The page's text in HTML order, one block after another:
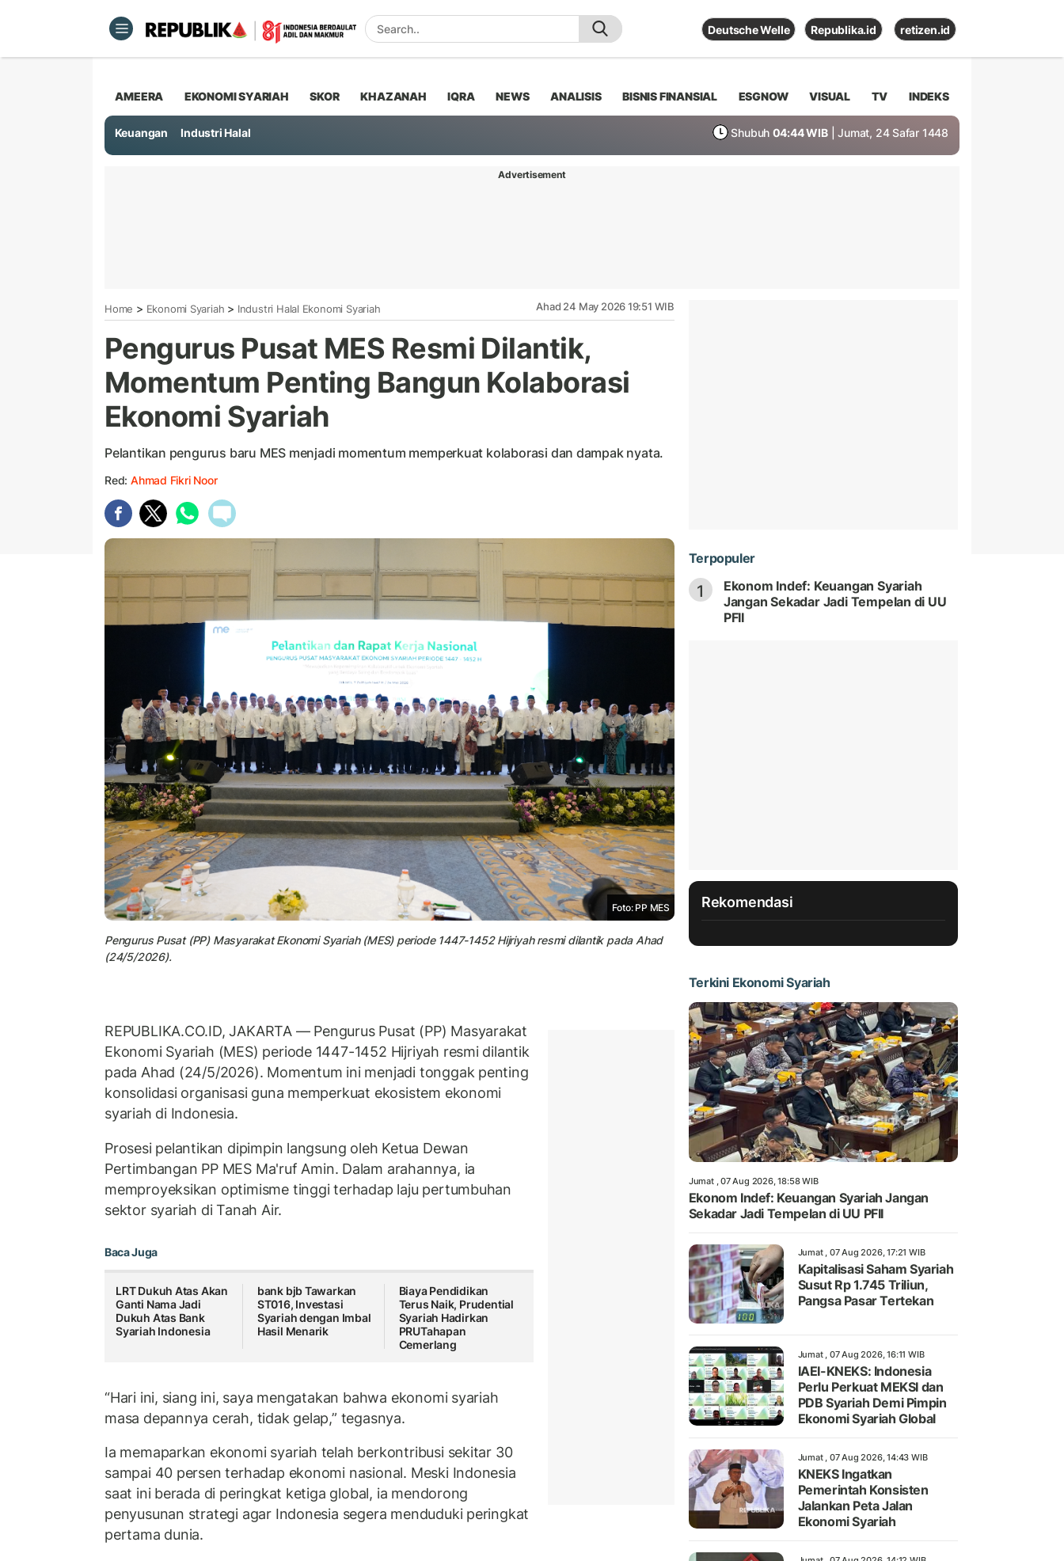
Deutsche Welle Republika.id retizen.id
AMEERA EKONOMI SYARIAH SKOR KHAZANAH IQRA NEWS ANALISIS BISNIS FINANSIAL ESGNOW VISUAL TV INDEKS
Keuangan Industri Halal Shubuh 04:44 WIB | Jumat, 24 Safar 1448
Advertisement
Home > Ekonomi Syariah > Industri Halal Ekonomi Syariah Ahad 24 May 2026 19:51 WIB
Pengurus Pusat MES Resmi Dilantik,
Momentum Penting Bangun Kolaborasi
Ekonomi Syariah
Pelantikan pengurus baru MES menjadi momentum memperkuat kolaborasi dan dampak nyata.
Red: Ahmad Fikri Noor
Foto: PP MES
Pengurus Pusat (PP) Masyarakat Ekonomi Syariah (MES) periode 1447-1452 Hijriyah resmi dilantik pada Ahad
(24/5/2026).
REPUBLIKA.CO.ID, JAKARTA — Pengurus Pusat (PP) Masyarakat
Ekonomi Syariah (MES) periode 1447-1452 Hijriyah resmi dilantik
pada Ahad (24/5/2026). Momentum ini menjadi tonggak penting
konsolidasi organisasi guna memperkuat ekosistem ekonomi
syariah di Indonesia.
Prosesi pelantikan dipimpin langsung oleh Ketua Dewan
Pertimbangan PP MES Ma'ruf Amin. Dalam arahannya, ia
memproyeksikan optimisme tinggi terhadap laju pertumbuhan
sektor syariah di Tanah Air.
Baca Juga
LRT Dukuh Atas Akan
Ganti Nama Jadi
Dukuh Atas Bank
Syariah Indonesia
bank bjb Tawarkan
ST016, Investasi
Syariah dengan Imbal
Hasil Menarik
Biaya Pendidikan
Terus Naik, Prudential
Syariah Hadirkan
PRUTahapan
Cemerlang
“Hari ini, siang ini, saya mengatakan bahwa ekonomi syariah
masa depannya cerah, tidak gelap,” tegasnya.
Ia memaparkan ekonomi syariah telah berkontribusi sekitar 30
sampai 40 persen terhadap ekonomi nasional. Meski Indonesia
saat ini berada di peringkat ketiga global, ia mendorong
penyusunan strategi agar Indonesia segera menduduki peringkat
pertama dunia.
Terpopuler
1
Ekonom Indef: Keuangan Syariah
Jangan Sekadar Jadi Tempelan di UU
PFII
Rekomendasi
Terkini Ekonomi Syariah
Jumat , 07 Aug 2026, 18:58 WIB
Ekonom Indef: Keuangan Syariah Jangan
Sekadar Jadi Tempelan di UU PFII
Jumat , 07 Aug 2026, 17:21 WIB
Kapitalisasi Saham Syariah
Susut Rp 1.745 Triliun,
Pangsa Pasar Tertekan
Jumat , 07 Aug 2026, 16:11 WIB
IAEI-KNEKS: Indonesia
Perlu Perkuat MEKSI dan
PDB Syariah Demi Pimpin
Ekonomi Syariah Global
Jumat , 07 Aug 2026, 14:43 WIB
KNEKS Ingatkan
Pemerintah Konsisten
Jalankan Peta Jalan
Ekonomi Syariah